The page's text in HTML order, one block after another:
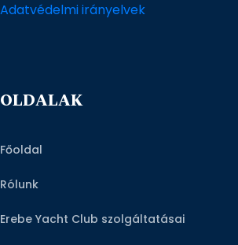
Adatvédelmi irányelvek
OLDALAK
Főoldal
Rólunk
Erebe Yacht Club szolgáltatásai